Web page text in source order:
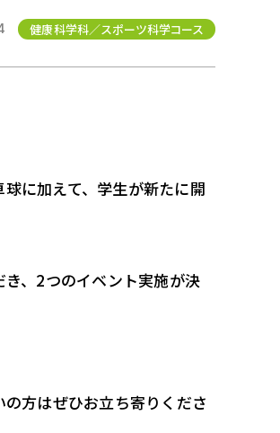
健康科学科／スポーツ科学コース
に加えて、学生が新たに開
、2つのイベント実施が決
方はぜひお立ち寄りくださ